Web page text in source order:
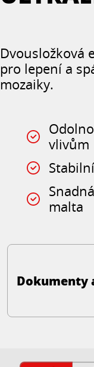
Dvousložková
pro lepení a
mozaiky.
vlivům
malta
Dokumenty